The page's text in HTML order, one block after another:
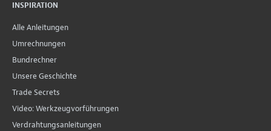
INSPIRATION
Alle Anleitungen
Umrechnungen
Bundrechner
Unsere Geschichte
Trade Secrets
Video: Werkzeugvorführungen
Verdrahtungsanleitungen